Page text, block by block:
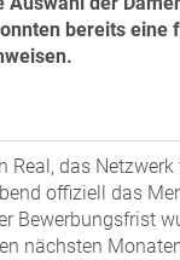
bereits eine
Real, das
offiziell das
Bewerbungsfrist
nächsten